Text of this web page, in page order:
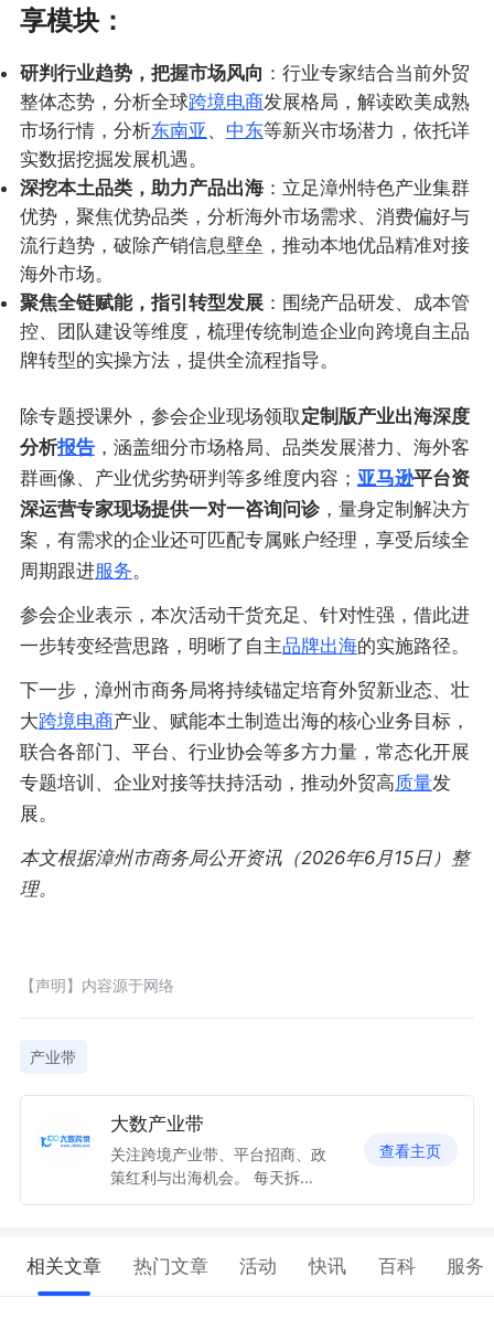
享模块：
研判行业趋势，把握市场风向 ：行业专家结合当前外贸
整体态势，分析全球跨境电商发展格局，解读欧美成熟
市场行情，分析东南亚 、 中东等新兴市场潜力，依托详
实数据挖掘发展机遇。
深挖本土品类，助力产品出海：立足漳州特色产业集群
优势，聚焦优势品类，分析海外市场需求、消费偏好与
流行趋势，破除产销信息壁垒，推动本地优品精准对接
海外市场。
聚焦全链赋能，指引转型发展：围绕产品研发、成本管
控、团队建设等维度，梳理传统制造企业向跨境自主品
牌转型的实操方法，提供全流程指导。
除专题授课外，参会企业现场领取定制版产业出海深度
分析报告，涵盖细分市场格局、品类发展潜力、海外客
群画像、产业优劣势研判等多维度内容； 亚马逊平台资
深运营专家现场提供一对一咨询问诊，量身定制解决方
案，有需求的企业还可匹配专属账户经理，享受后续全
周期跟进服务。
参会企业表示，本次活动干货充足、针对性强，借此进
一步转变经营思路，明晰了 自主品牌出海的实施路径。
下一步，漳州市商务局将持续锚定培育外贸新业态、壮
大跨境电商产业、赋能本土制造出海的核心业务目标，
联合各部门、平台、行业协会等多方力量，常态化开展
专题培训、企业对接等扶持活动，推动外贸高质量发
展。
本文根据漳州市商务局公开资讯（2026年6月15日）整
理。
【声明】内容源于网络
产业带
大数产业带
关注跨境产业带、平台招商、政
策红利与出海机会。 每天拆解
一个产业带机会，帮商家和服务
查看主页
相关文章 热门文章 活动 快讯 百科 服务